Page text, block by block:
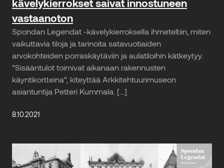
kävelykierrokset saivat innostuneen
vastaanoton
Spondan Legendat -kävelykierroksella ihmeteltiin, miten
vaikuttavia tiloja ja tarinoita satavuotiaiden
arvokohteiden porraskäytäviin ja aulatiloihin kätkeytyy.
”Sisääntulot toimivat aikanaan rakennusten
käyntikortteina”, kiteyttää Arkkitehtuurimuseon
asiantuntija Petteri Kummala. […]
8.10.2021